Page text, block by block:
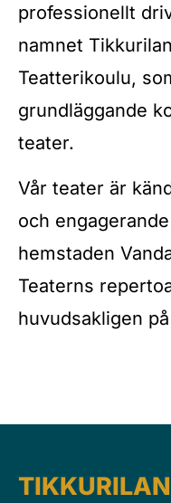
professionellt
namnet
Teatterikoulu,
grundläggande
teater.
Vår teater är
och
hemstaden
Teaterns
huvudsakligen